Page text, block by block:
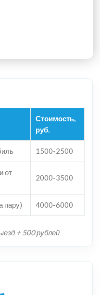
Стоимость,
руб.
1500-2500
от
2000-3500
пару) 4000-6000
+ 500 рублей